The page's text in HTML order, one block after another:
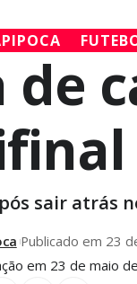
sair atrás
em 23 de maio
Publicado em 23